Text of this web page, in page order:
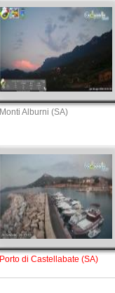
Monti Alburni (SA)
Porto di Castellabate (SA)